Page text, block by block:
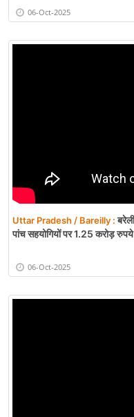
06-Oct-2025
Uttar Pradesh / Bareilly :
पांच सहयोगियों पर 1.25 करोड़
06-Oct-2025